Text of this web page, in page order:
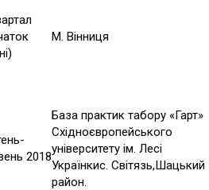
М. Вінниця
2018
База практик табору «Гарт»
Східноєвропейського
університету ім. Лесі
Українкис. Світязь,Шацький
район.